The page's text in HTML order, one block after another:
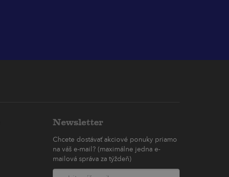
Newsletter
Chcete dostávať akciové ponuky priamo
na váš e-mail? (maximálne jedna e-
mailová správa za týždeň)